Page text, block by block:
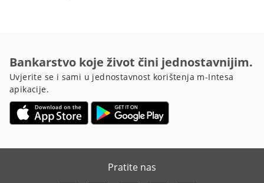
Bankarstvo koje život čini jednostavnijim.
Uvjerite se i sami u jednostavnost korištenja m-Intesa
apikacije.
Pratite nas